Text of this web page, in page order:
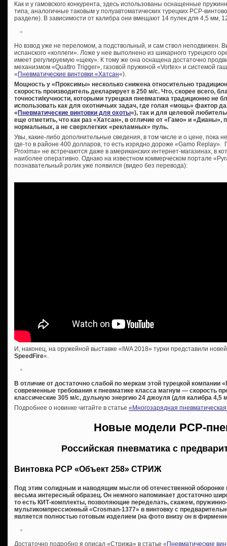
Как и у гамовского конкурента, здесь использованы оснащенные
типа, аналогичные таковым у полуавтоматических турецких PCP-
разделе). В зависимости от калибра они вмещают 14 пулек для 4,5 мм,
Но взвод уже не переломом, а подствольный, и сам ствол неподвижен.
испанского «коллеги». Ложе у нее выполнено из шикарного турецкого
имеет регулируемую «щеку». К тому же она оснащена достаточно
механизмом «Quattro Trigger», газовой пружиной «Vortex» и системой
« Пневматические винтовки «Хатсан«).
Мощность у «Проксимы» несколько снижена относительно
скорость производитель декларирует в 250 м/с. Что, скорее всего,
точности/кучности, которыми турецкая пневматика традиционно не
использовать как для охотничьих задач, где голая «мощь» фактор
« Пневматические винтовки для охоты«), так и для целевой
еще отметить, что как раз «Хатсан», в отличие от «Гамо» и
нормальных, а не сверхлегких «рекламных» пуль.
Увы, какие-либо дополнительные сведения, в том числе и о цене, пока
где-то в районе 400 долларов, то есть изрядно дороже «Gamo
Proxima» не встречаются даже в американских интернет-магазинах, в
наиболее оперативно. Однако на известном коммерческом портале
познавательный ролик уже появился (видео без перевода):
И, наконец, на оружейной выставке «IWA 2018» турки представили
SpeedFire«.
В отличие от достаточно слабой по меркам этой турецкой компании
современные требования к пневматике класса магнум — скорость
классические 305 м/с, дульную энергию 24 джоуля (для калибра 4,5
Подробнее о новинке читайте в статье «Многозарядная
Новые модели PCP-
Российская пневматика с
Винтовка РСР «Объект 258» СТРИЖ
Под этим солидным и наводящим мысли об отечественной оборонке
весьма интересный образец. Он немного напоминает достаточно
то есть КИТ-комплекты, позволяющие переделать, скажем,
мультикомпрессионный «Crosman-1377» в винтовку с
является полностью готовым изделием (на фото внизу он в
Достаточно подробно я описал «Стрижа» в статье « Пневматические